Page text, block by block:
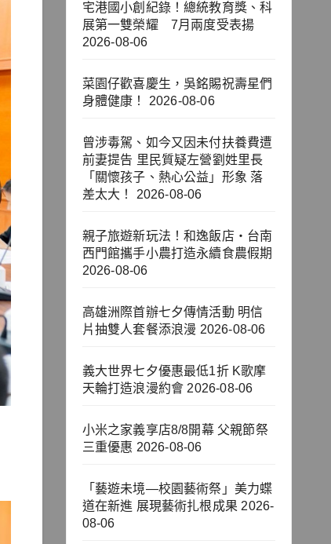
宅港國小創紀錄！總統教育獎、科
展第一雙榮耀 7月兩度受表揚
2026-08-06
菜園仔歡喜慶生，吳銘賜祝壽星們
身體健康！
2026-08-06
曾涉毒駕、如今又因未付扶養費遭
前妻提告 里民質疑左營劉姓里長
「關懷孩子、熱心公益」形象 落
差太大！
2026-08-06
親子旅遊新玩法！和逸飯店‧台南
西門館攜手小農打造永續食農假期
2026-08-06
高雄洲際首辦七夕傳情活動 明信
片抽雙人套餐添浪漫 2026-08-06
義大世界七夕優惠最低1折 K歌摩
天輪打造浪漫約會 2026-08-06
小米之家義享店8/8開幕 父親節祭
三重優惠 2026-08-06
「藝遊未境—校園藝術祭」美力蝶
道在新進 展現藝術扎根成果 2026-
08-06